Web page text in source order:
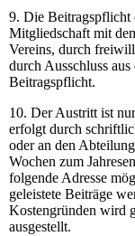
9. Die Beitragspflicht
Mitgliedschaft mit
Vereins, durch
durch Ausschluss
Beitragspflicht.
10. Der Austritt ist
erfolgt durch
oder an den
Wochen zum
folgende Adresse
geleistete Beiträge
Kostengründen wird
ausgestellt.